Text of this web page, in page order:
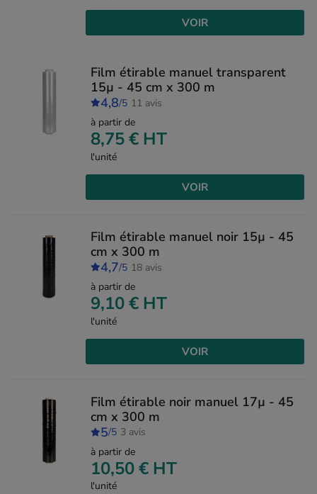
VOIR
Film étirable manuel transparent
15µ - 45 cm x 300 m
4,8/5 11 avis
à partir de
8,75 € HT
l'unité
VOIR
Film étirable manuel noir 15µ - 45
cm x 300 m
4,7/5 18 avis
à partir de
9,10 € HT
l'unité
VOIR
Film étirable noir manuel 17µ - 45
cm x 300 m
5/5 3 avis
à partir de
10,50 € HT
l'unité